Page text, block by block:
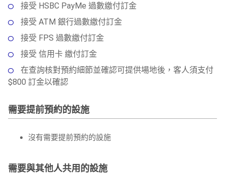
接受 HSBC PayMe 過數繳付訂金
接受 ATM 銀行過數繳付訂金
接受 FPS 過數繳付訂金
接受 信用卡 繳付訂金
在查詢核對預約細節並確認可提供場地後，客人須支付
$800 訂金以確認
需要提前預約的設施
沒有需要提前預約的設施
需要與其他人共用的設施